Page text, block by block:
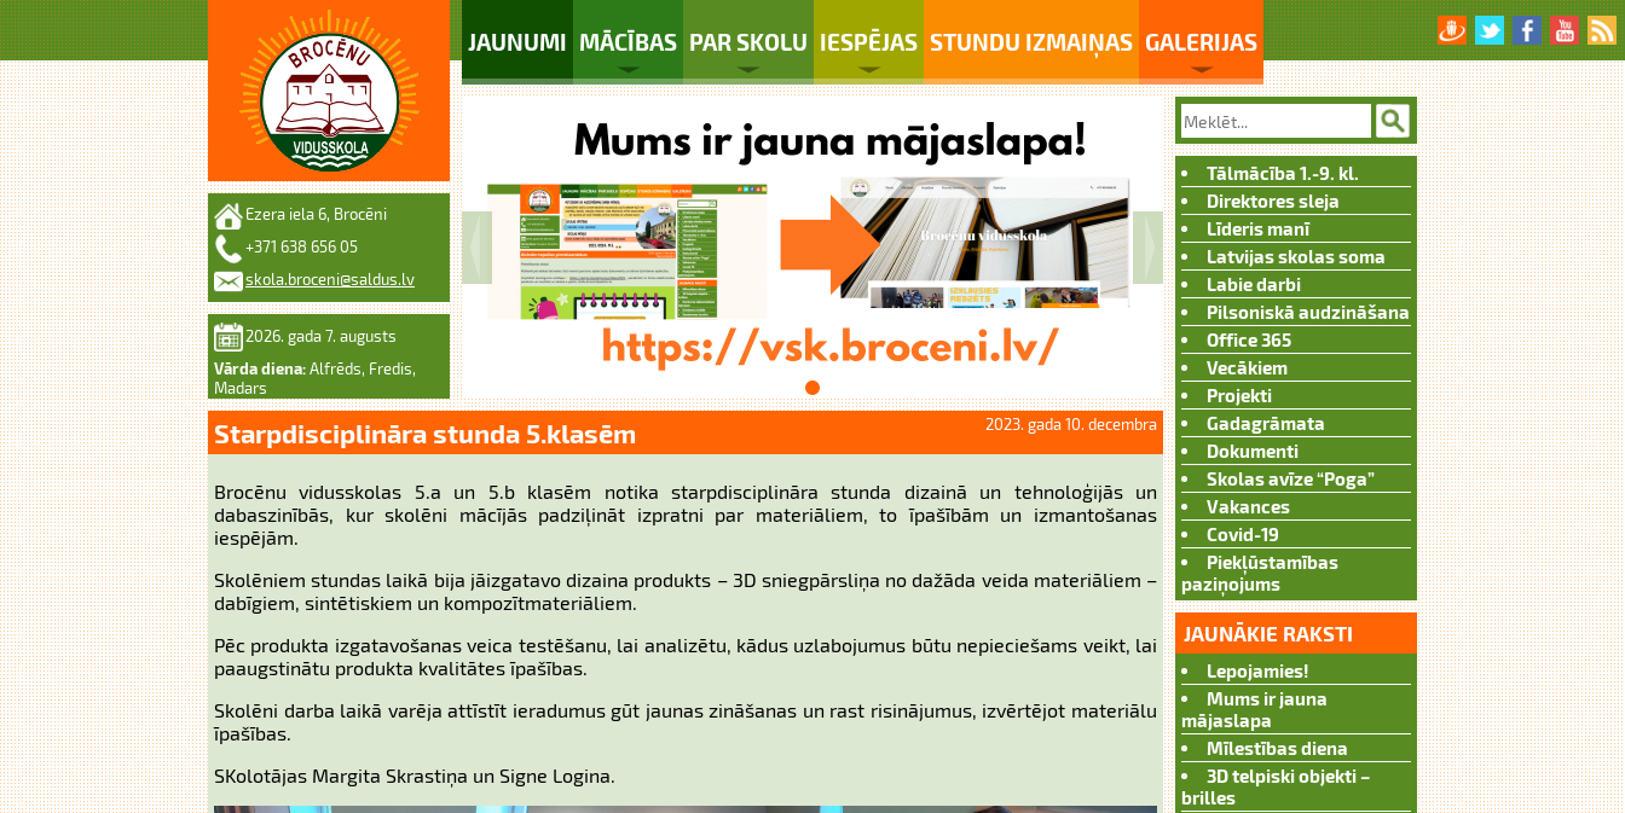
JAUNUMI MĀCĪBAS PAR SKOLU IESPĒJAS STUNDU IZMAIŅAS GALERIJAS
Ezera iela 6, Brocēni
+371 638 656 05
skola.broceni@saldus.lv
2026. gada 7. augusts
Vārda diena: Alfrēds, Fredis,
Madars
Starpdisciplināra stunda 5.klasēm 2023. gada 10. decembra
Brocēnu vidusskolas 5.a un 5.b klasēm notika starpdisciplināra stunda dizainā un tehnoloģijās un
dabaszinībās, kur skolēni mācījās padziļināt izpratni par materiāliem, to īpašībām un izmantošanas
iespējām.
Skolēniem stundas laikā bija jāizgatavo dizaina produkts – 3D sniegpārsliņa no dažāda veida materiāliem –
dabīgiem, sintētiskiem un kompozītmateriāliem.
Pēc produkta izgatavošanas veica testēšanu, lai analizētu, kādus uzlabojumus būtu nepieciešams veikt, lai
paaugstinātu produkta kvalitātes īpašības.
Skolēni darba laikā varēja attīstīt ieradumus gūt jaunas zināšanas un rast risinājumus, izvērtējot materiālu
īpašības.
SKolotājas Margita Skrastiņa un Signe Logina.
Tālmācība 1.-9. kl.
Direktores sleja
Līderis manī
Latvijas skolas soma
Labie darbi
Pilsoniskā audzināšana
Office 365
Vecākiem
Projekti
Gadagrāmata
Dokumenti
Skolas avīze “Poga”
Vakances
Covid-19
Piekļūstamības
paziņojums
JAUNĀKIE RAKSTI
Lepojamies!
Mums ir jauna
mājaslapa
Mīlestības diena
3D telpiski objekti –
brilles